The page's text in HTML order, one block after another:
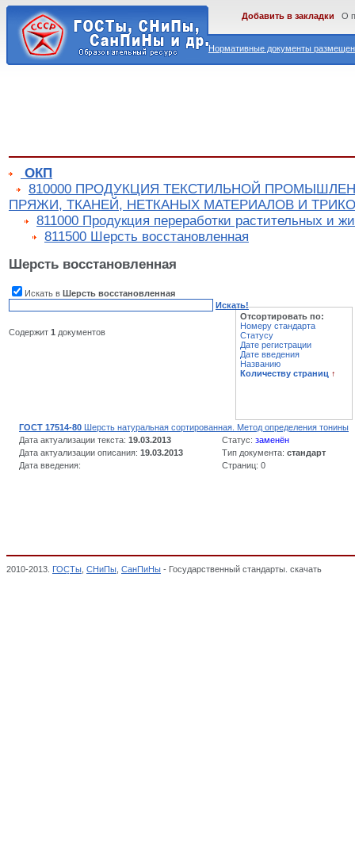
Нормативные документы
Добавить в закладки О
ОКП
810000 ПРОДУКЦИЯ ТЕКСТИЛЬНОЙ
ПРЯЖИ, ТКАНЕЙ, НЕТКАНЫХ МАТЕРИАЛОВ И
811000 Продукция переработки растительных и
811500 Шерсть восстановленная
Шерсть восстановленная
Искать в Шерсть восстановленная
Искать!
Содержит 1 документов
Отсортировать по:
Номеру стандарта
Статусу
Дате регистрации
Дате введения
Названию
Количеству страниц ↑
ГОСТ 17514-80 Шерсть натуральная сортированная. Метод определения тонины
Дата актуализации текста: 19.03.2013 Статус: заменён
Дата актуализации описания: 19.03.2013 Тип документа: стандарт
Дата введения:
Страниц: 0
2010-2013. ГОСТы СНиПы СанПиНы - Государственный стандарты. скачать